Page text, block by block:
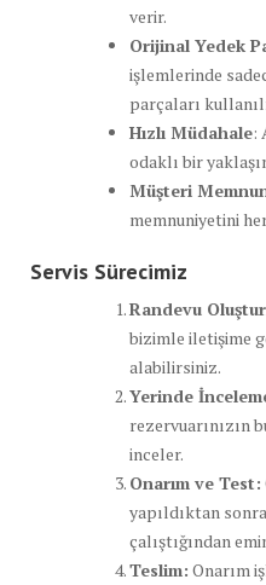
verir.
Orijinal Yedek
işlemlerinde
parçaları
Hızlı Müdahale:
odaklı bir
Müşteri
memnuniyetini
Servis Sürecimiz
Randevu
bizimle iletişime
alabilirsiniz.
Yerinde
rezervuarınızın
inceler.
Onarım ve Test:
yapıldıktan
çalıştığından
Teslim: Onarım